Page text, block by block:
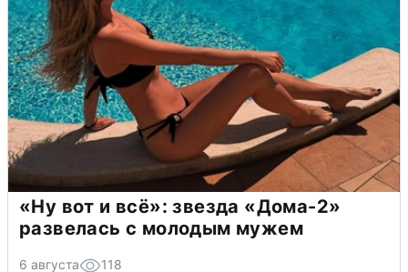
«Ну вот и всё»: звезда «Дома-2»
развелась с молодым мужем
6 августа 118